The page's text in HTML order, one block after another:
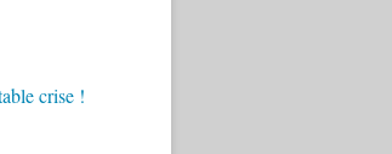
crise !